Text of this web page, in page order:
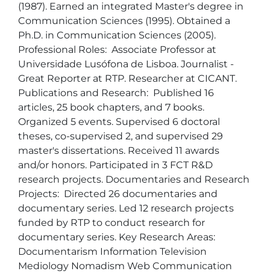
(1987). Earned an integrated Master's degree in
Communication Sciences (1995). Obtained a
Ph.D. in Communication Sciences (2005).
Professional Roles:  Associate Professor at
Universidade Lusófona de Lisboa. Journalist -
Great Reporter at RTP. Researcher at CICANT.
Publications and Research:  Published 16
articles, 25 book chapters, and 7 books.
Organized 5 events. Supervised 6 doctoral
theses, co-supervised 2, and supervised 29
master's dissertations. Received 11 awards
and/or honors. Participated in 3 FCT R&D
research projects. Documentaries and Research
Projects:  Directed 26 documentaries and
documentary series. Led 12 research projects
funded by RTP to conduct research for
documentary series. Key Research Areas:
Documentarism Information Television
Mediology Nomadism Web Communication